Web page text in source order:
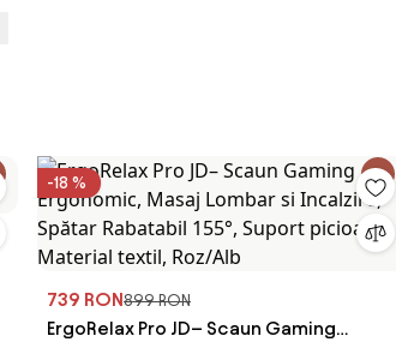
-18 %
739 RON899 RON
ErgoRelax Pro JD– Scaun Gaming